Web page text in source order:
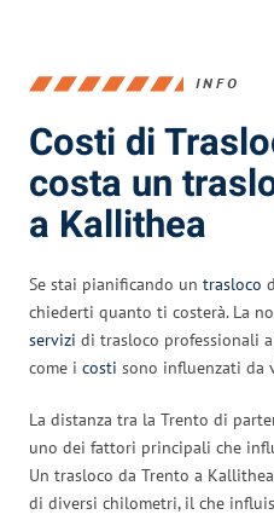
INFO
Costi di
costa un
a Kallithea
Se stai pianificando un trasloco
chiederti quanto ti costerà. La
servizi di trasloco professionali
come i costi sono influenzati da
La distanza tra la Trento di
uno dei fattori principali che
Un trasloco da Trento a
di diversi chilometri, il che